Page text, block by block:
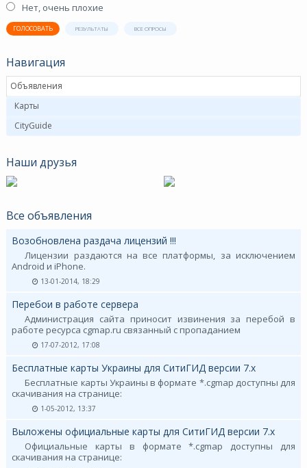
Нет, очень плохие
ГОЛОСОВАТЬ РЕЗУЛЬТАТЫ ВСЕ ОПРОСЫ
Навигация
Объявления
Карты
CityGuide
Наши друзья
Все объявления
Возобновлена раздача лицензий !!!
Лицензии раздаются на все платформы, за исключением
Android и iPhone.
13-01-2014, 18:29
Перебои в работе сервера
Администрация сайта приносит извинения за перебой в
работе ресурса cgmap.ru связанный с пропаданием
17-07-2012, 17:08
Бесплатные карты Украины для СитиГИД версии 7.х
Бесплатные карты Украины в формате *.cgmap доступны для
скачивания на странице:
1-05-2012, 13:37
Выложены официальные карты для СитиГИД версии 7.х
Официальные карты в формате *.cgmap доступны для
скачивания на странице: